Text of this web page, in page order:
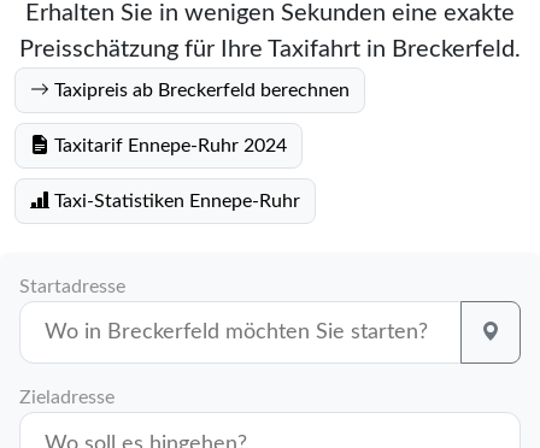
Erhalten Sie in wenigen Sekunden eine exakte
Preisschätzung für Ihre Taxifahrt in Breckerfeld.
Taxipreis ab Breckerfeld berechnen
Taxitarif Ennepe-Ruhr 2024
Taxi-Statistiken Ennepe-Ruhr
Startadresse
Zieladresse